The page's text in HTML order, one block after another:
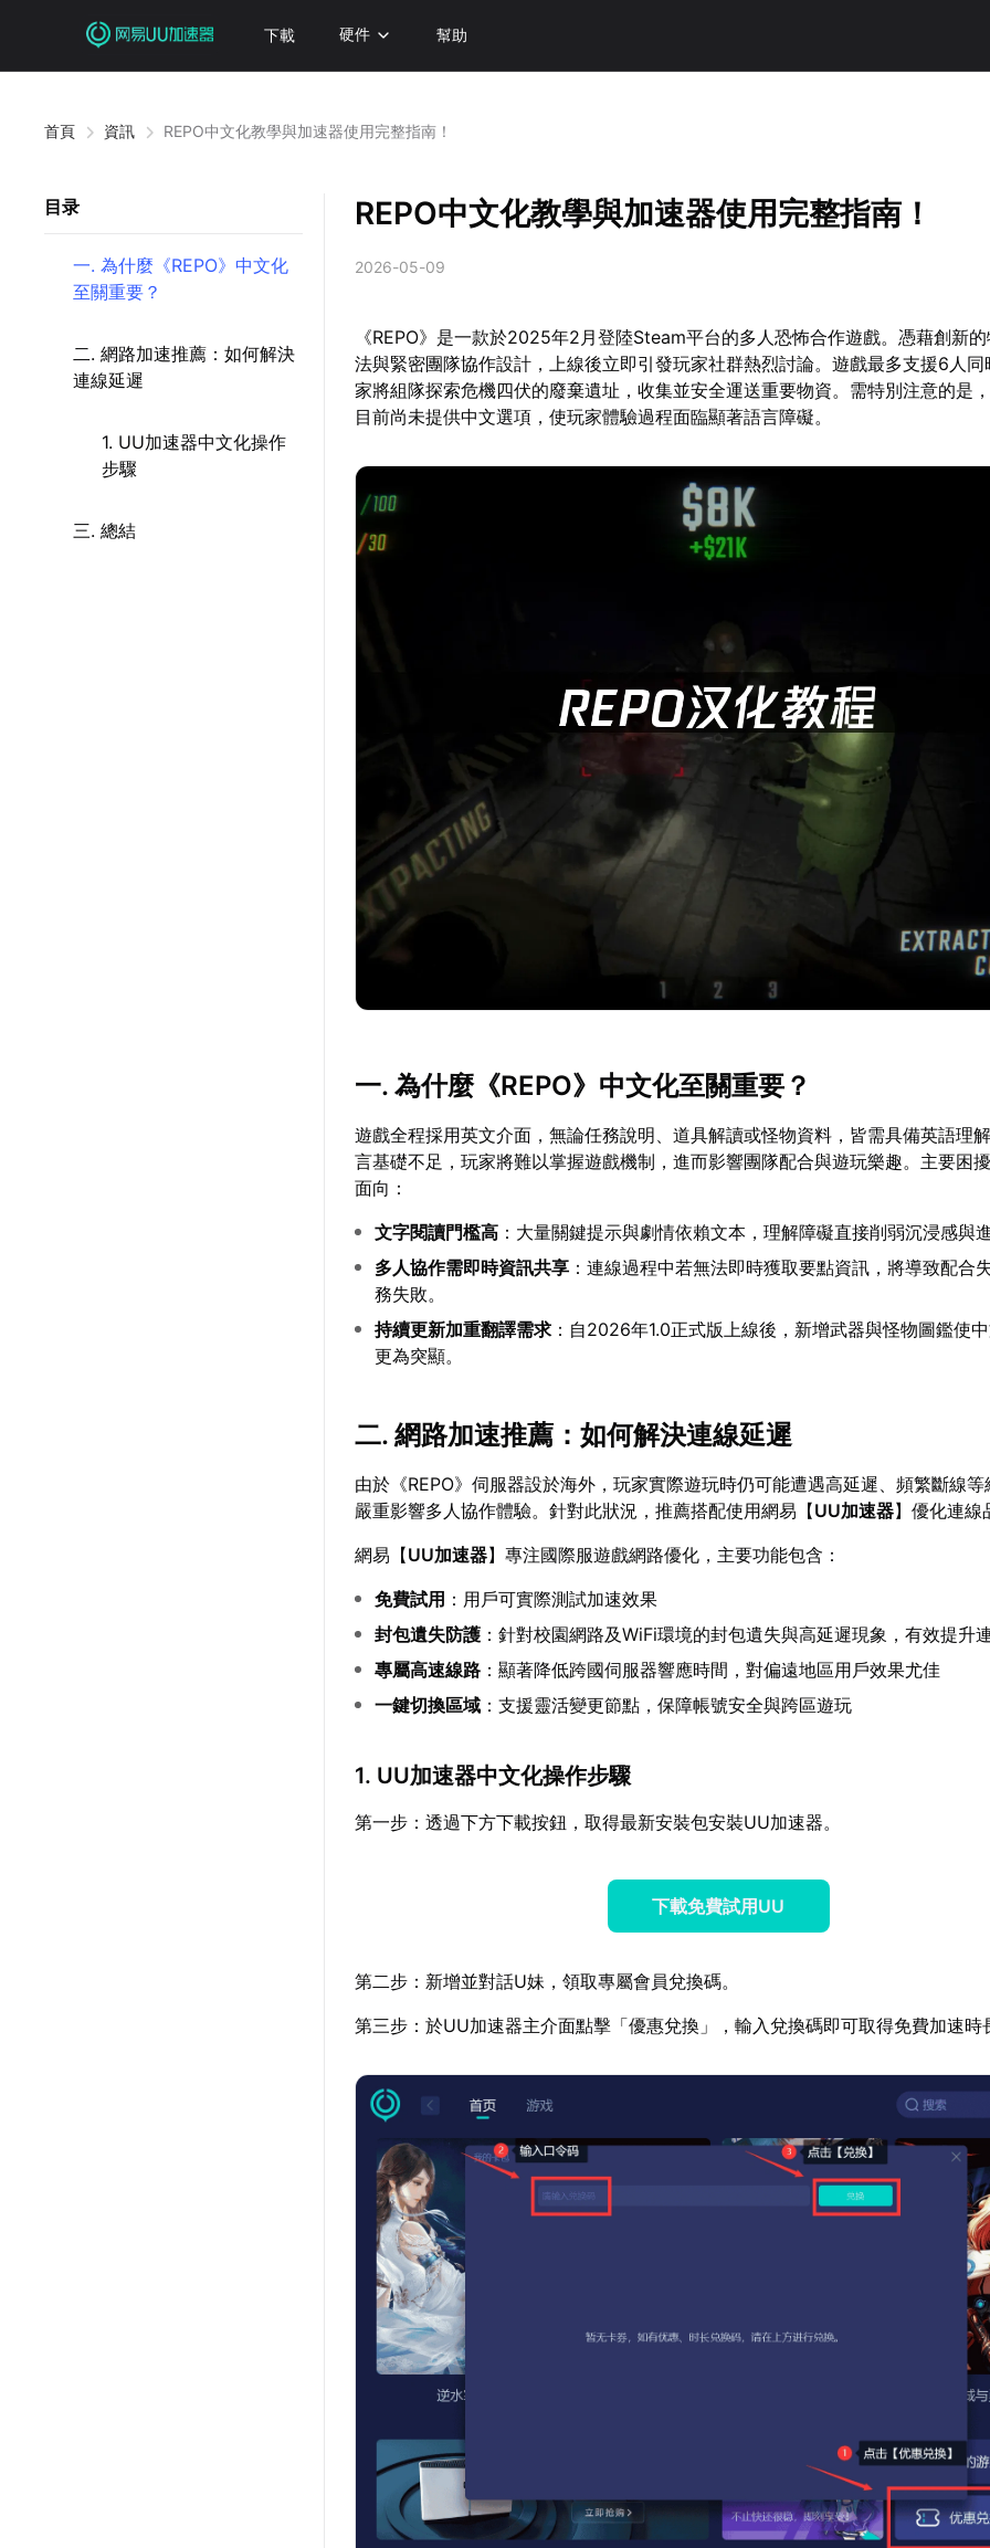
下載 硬件 幫助
首頁 資訊 REPO中文化教學與加速器使用完整指南！
目录
一. 為什麼《REPO》中文化
至關重要？
二. 網路加速推薦：如何解決
連線延遲
1. UU加速器中文化操作
步驟
三. 總結
REPO中文化教學與加速器使用完整指南！
2026-05-09
《REPO》是一款於2025年2月登陸Steam平台的多人恐怖合作遊戲。憑藉創新
法與緊密團隊協作設計，上線後立即引發玩家社群熱烈討論。遊戲最多支援6人
家將組隊探索危機四伏的廢棄遺址，收集並安全運送重要物資。需特別注意的是
目前尚未提供中文選項，使玩家體驗過程面臨顯著語言障礙。
一. 為什麼《REPO》中文化至關重要？
遊戲全程採用英文介面，無論任務說明、道具解讀或怪物資料，皆需具備英語理
言基礎不足，玩家將難以掌握遊戲機制，進而影響團隊配合與遊玩樂趣。主要困
面向：
文字閱讀門檻高 ：大量關鍵提示與劇情依賴文本，理解障礙直接削弱沉浸感與
多人協作需即時資訊共享 ：連線過程中若無法即時獲取要點資訊，將導致配合
務失敗。
持續更新加重翻譯需求 ：自2026年1.0正式版上線後，新增武器與怪物圖鑑使
更為突顯。
二. 網路加速推薦：如何解決連線延遲
由於《REPO》伺服器設於海外，玩家實際遊玩時仍可能遭遇高延遲、頻繁斷線
嚴重影響多人協作體驗。針對此狀況，推薦搭配使用網易【UU加速器】優化連線
網易【UU加速器】專注國際服遊戲網路優化，主要功能包含：
免費試用 ：用戶可實際測試加速效果
封包遺失防護 ：針對校園網路及WiFi環境的封包遺失與高延遲現象，有效提升
專屬高速線路 ：顯著降低跨國伺服器響應時間，對偏遠地區用戶效果尤佳
一鍵切換區域 ：支援靈活變更節點，保障帳號安全與跨區遊玩
1. UU加速器中文化操作步驟
第一步：透過下方下載按鈕，取得最新安裝包安裝UU加速器。
下載免費試用UU
第二步：新增並對話U妹，領取專屬會員兌換碼。
第三步：於UU加速器主介面點擊「優惠兌換」，輸入兌換碼即可取得免費加速時